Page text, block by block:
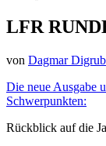
LFR
von Dagmar
Die neue Ausgabe
Schwerpunkten:
Rückblick auf die